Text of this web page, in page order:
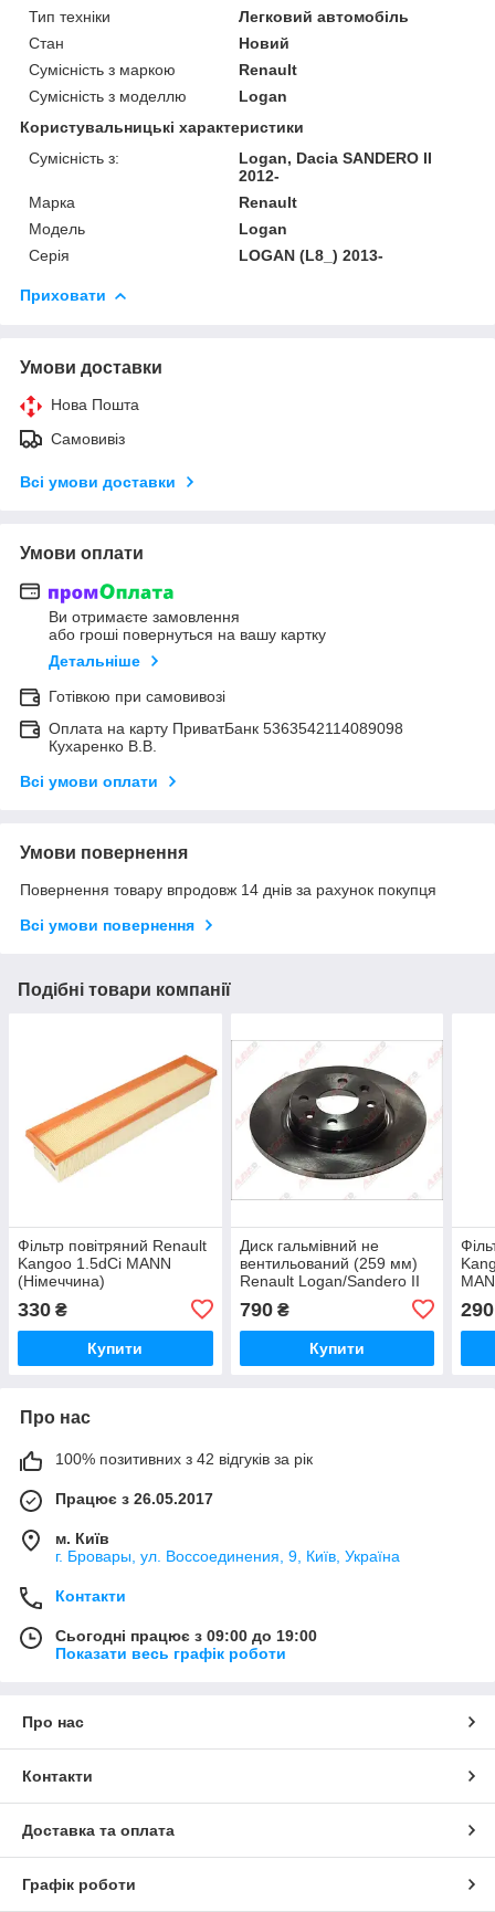
Тип техніки
Легковий автомобіль
Стан
Новий
Сумісність з маркою
Renault
Сумісність з моделлю
Logan
Користувальницькі характеристики
Сумісність з:
Logan, Dacia SANDERO II
2012-
Марка
Renault
Модель
Logan
Серія
LOGAN (L8_) 2013-
Приховати
Умови доставки
Нова Пошта
Самовивіз
Всі умови доставки
Умови оплати
Ви отримаєте замовлення
або гроші повернуться на вашу картку
Детальніше
Готівкою при самовивозі
Оплата на карту ПриватБанк 5363542114089098
Кухаренко В.В.
Всі умови оплати
Умови повернення
Повернення товару впродовж 14 днів за рахунок покупця
Всі умови повернення
Подібні товари компанії
Фільтр повітряний Renault
Kangoo 1.5dCi MANN
(Німеччина)
330 ₴
Купити
Диск гальмівний не
вентильований (259 мм)
Renault Logan/Sandero II
790₴
Купити
290
Про нас
100% позитивних з 42 відгуків за рік
Працює з 26.05.2017
м. Київ
г. Бровары, ул. Воссоединения, 9, Київ, Україна
Контакти
Сьогодні працює з 09:00 до 19:00
Показати весь графік роботи
Про нас
Контакти
Доставка та оплата
Графік роботи